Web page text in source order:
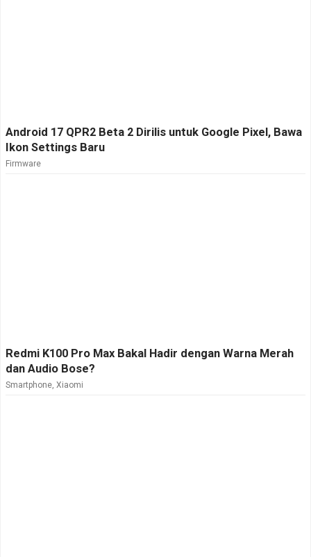
Android 17 QPR2 Beta 2 Dirilis untuk Google Pixel, Bawa
Ikon Settings Baru
Firmware
Redmi K100 Pro Max Bakal Hadir dengan Warna Merah
dan Audio Bose?
Smartphone, Xiaomi